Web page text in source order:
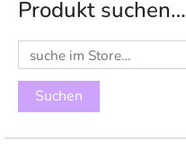
Produkt suchen…
Suchen
nach: